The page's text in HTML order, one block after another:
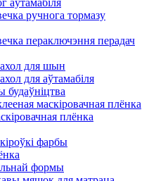
аўтамабіля
ручнога тормазу
пераключэння перадач
для шын
для аўтамабіля
будаўніцтва
маскіровачная плёнка
плёнка
фарбы
формы